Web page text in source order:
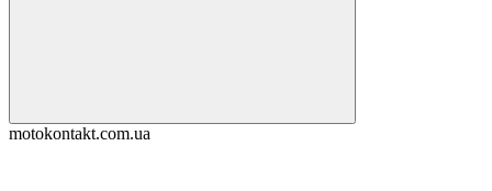
motokontakt.com.ua